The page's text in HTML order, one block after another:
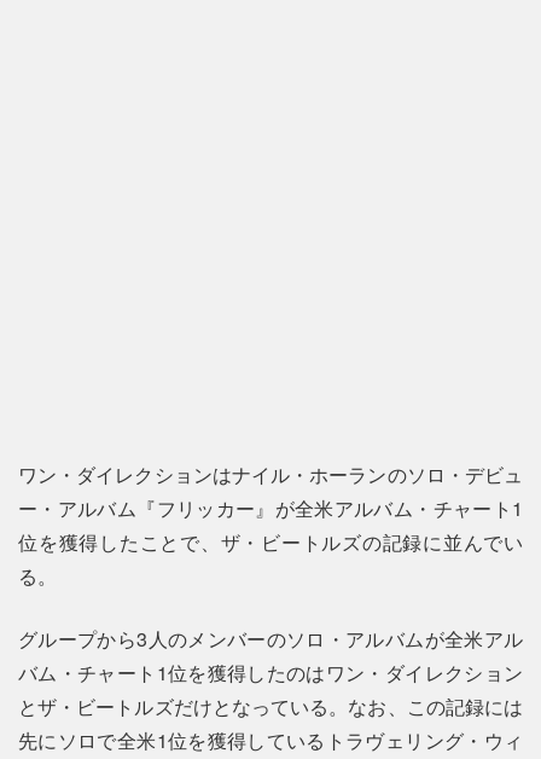
ワン・ダイレクションはナイル・ホーランのソロ・デビュ
ー・アルバム『フリッカー』が全米アルバム・チャート1
位を獲得したことで、ザ・ビートルズの記録に並んでい
る。
グループから3人のメンバーのソロ・アルバムが全米アル
バム・チャート1位を獲得したのはワン・ダイレクション
とザ・ビートルズだけとなっている。なお、この記録には
先にソロで全米1位を獲得しているトラヴェリング・ウィ